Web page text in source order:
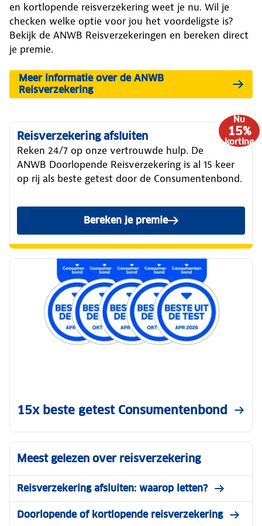
en kortlopende reisverzekering weet je nu. Wil je
checken welke optie voor jou het voordeligste is?
Bekijk de ANWB Reisverzekeringen en bereken direct
je premie.
Meer informatie over de ANWB
Reisverzekering
Nu
15%
korting
Reisverzekering afsluiten
Reken 24/7 op onze vertrouwde hulp. De
ANWB Doorlopende Reisverzekering is al 15 keer
op rij als beste getest door de Consumentenbond.
Bereken je premie
van de ANWB
15x beste getest Consumentenbond
Meest gelezen over reisverzekering
Reisverzekering afsluiten: waarop letten?
Doorlopende of kortlopende reisverzekering